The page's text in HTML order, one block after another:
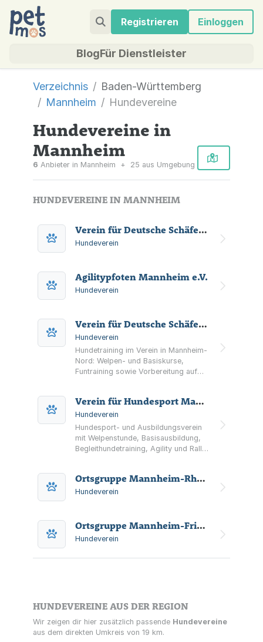
Registrieren Einloggen
BlogFür Dienstleister
Verzeichnis
Baden-Württemberg
Mannheim
Hundevereine
Hundevereine in
Mannheim
6 Anbieter in Mannheim + 25 aus Umgebung
HUNDEVEREINE IN MANNHEIM
Verein für Deutsche Schäferhunde ( SV ) Ortsgruppe Mannheim- Käfertal/Baden
Hundeverein
Agilitypfoten Mannheim e.V.
Hundeverein
Verein für Deutsche Schäferhunde Ortsgruppe Mannheim-Nord e.V.
Hundeverein
Hundetraining im Verein in Mannheim-
Nord: Welpen- und Basiskurse,
Funtraining sowie Vorbereitung auf
Verein für Hundesport Mannheim-Seckenheim
Hundeverein
Hundesport- und Ausbildungsverein
mit Welpenstunde, Basisausbildung,
Begleithundetraining, Agility und Rally-
möglich.
Ortsgruppe Mannheim-Rheinau e.V. im Verein für Deutsche Schäferhunde (SV) e.V.
Hundeverein
Ortsgruppe Mannheim-Friedrichsfeld e.V. im Verein für Deutsche Schäferhunde (SV) e.V.
Hundeverein
HUNDEVEREINE AUS DER REGION
Wir zeigen dir hier zusätzlich passende Hundevereine
aus dem direkten Umkreis von 19 km.